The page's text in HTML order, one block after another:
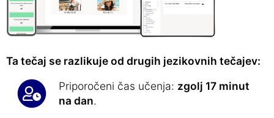
Ta tečaj se razlikuje od drugih jezikovnih tečajev:
Priporočeni čas učenja: zgolj 17 minut
na dan.